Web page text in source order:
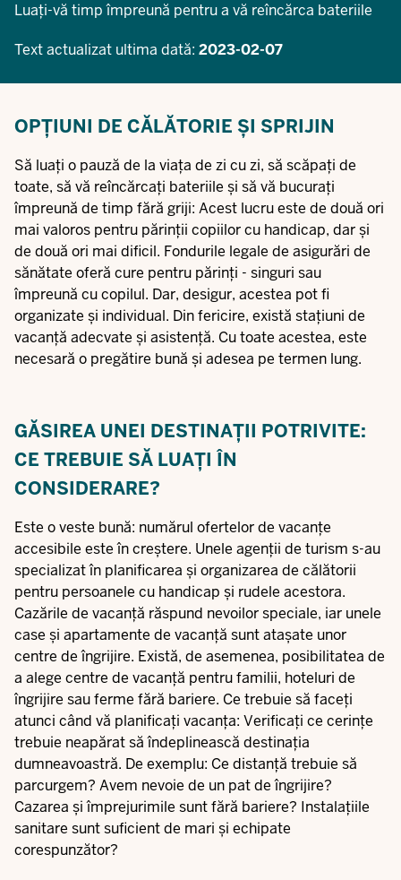
Luați-vă timp împreună pentru a vă reîncărca bateriile
Text actualizat ultima dată: 2023-02-07
OPȚIUNI DE CĂLĂTORIE ȘI SPRIJIN
Să luați o pauză de la viața de zi cu zi, să scăpați de
toate, să vă reîncărcați bateriile și să vă bucurați
împreună de timp fără griji: Acest lucru este de două ori
mai valoros pentru părinții copiilor cu handicap, dar și
de două ori mai dificil. Fondurile legale de asigurări de
sănătate oferă cure pentru părinți - singuri sau
împreună cu copilul. Dar, desigur, acestea pot fi
organizate și individual. Din fericire, există stațiuni de
vacanță adecvate și asistență. Cu toate acestea, este
necesară o pregătire bună și adesea pe termen lung.
GĂSIREA UNEI DESTINAȚII POTRIVITE:
CE TREBUIE SĂ LUAȚI ÎN
CONSIDERARE?
Este o veste bună: numărul ofertelor de vacanțe
accesibile este în creștere. Unele agenții de turism s-au
specializat în planificarea și organizarea de călătorii
pentru persoanele cu handicap și rudele acestora.
Cazările de vacanță răspund nevoilor speciale, iar unele
case și apartamente de vacanță sunt atașate unor
centre de îngrijire. Există, de asemenea, posibilitatea de
a alege centre de vacanță pentru familii, hoteluri de
îngrijire sau ferme fără bariere. Ce trebuie să faceți
atunci când vă planificați vacanța: Verificați ce cerințe
trebuie neapărat să îndeplinească destinația
dumneavoastră. De exemplu: Ce distanță trebuie să
parcurgem? Avem nevoie de un pat de îngrijire?
Cazarea și împrejurimile sunt fără bariere? Instalațiile
sanitare sunt suficient de mari și echipate
corespunzător?